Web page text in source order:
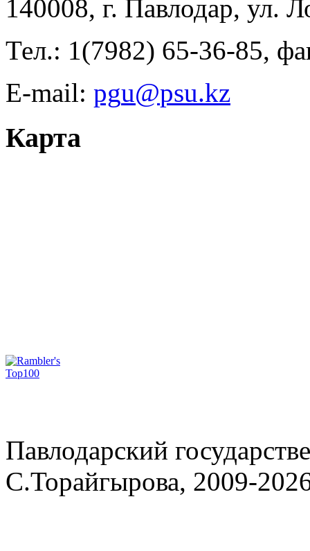
140008, г. Павлодар, ул.
Тел.: 1(7982) 65-36-85,
E-mail:
Карта
Павлодарский
С.Торайгырова, 2009-